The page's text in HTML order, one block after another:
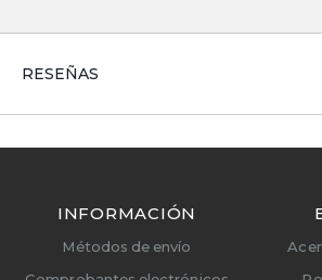
RESEÑAS
INFORMACIÓN
Métodos de envío